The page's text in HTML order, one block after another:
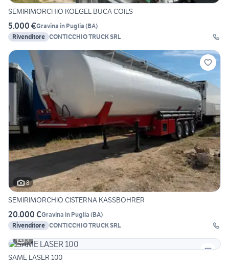
SEMIRIMORCHIO KOEGEL BUCA COILS
5.000 €Gravina in Puglia (BA)
Rivenditore CONTICCHIO TRUCK SRL
8
SEMIRIMORCHIO CISTERNA KASSBOHRER
20.000 €Gravina in Puglia (BA)
Rivenditore CONTICCHIO TRUCK SRL
3
SAME LASER 100